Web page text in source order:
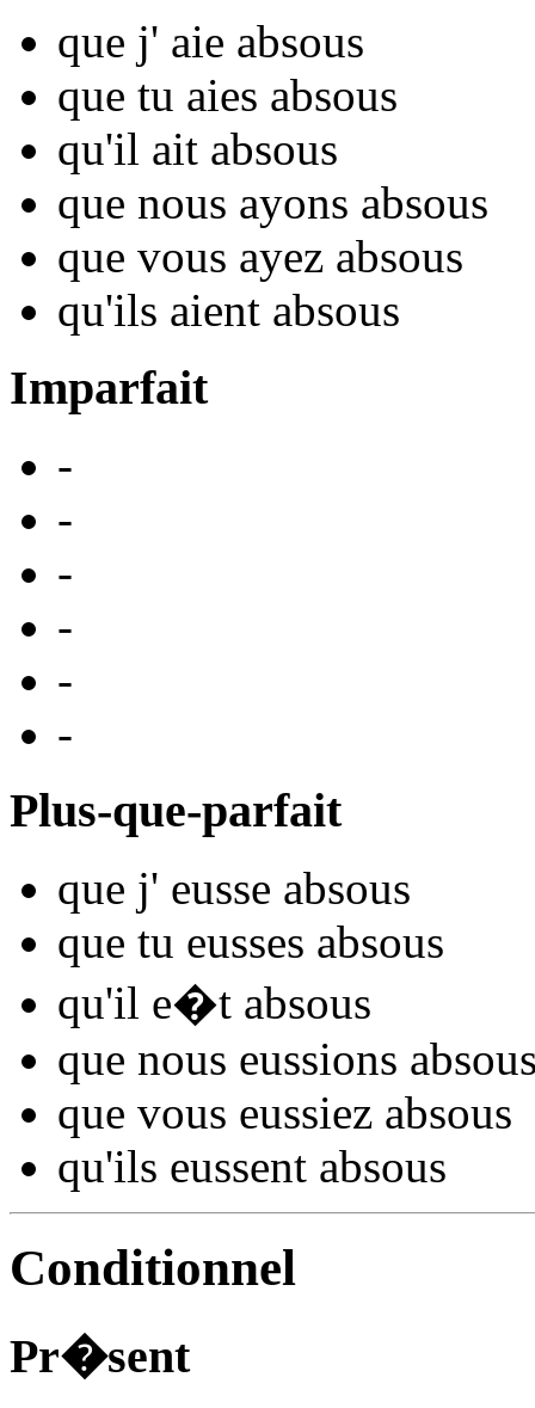
que j' aie absous
que tu aies absous
qu'il ait absous
que nous ayons absous
que vous ayez absous
qu'ils aient absous
Imparfait
-
-
-
-
-
-
Plus-que-parfait
que j' eusse absous
que tu eusses absous
qu'il e�t absous
que nous eussions abso
que vous eussiez absous
qu'ils eussent absous
Conditionnel
Pr�sent